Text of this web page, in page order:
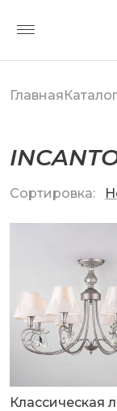
ГлавнаяКаталог
Сортировка:
Классическая